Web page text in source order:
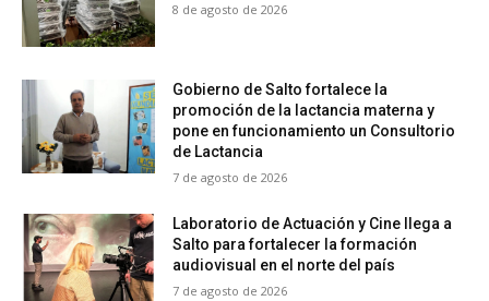
8 de agosto de 2026
Gobierno de Salto fortalece la
promoción de la lactancia materna y
pone en funcionamiento un Consultorio
de Lactancia
7 de agosto de 2026
Laboratorio de Actuación y Cine llega a
Salto para fortalecer la formación
audiovisual en el norte del país
7 de agosto de 2026